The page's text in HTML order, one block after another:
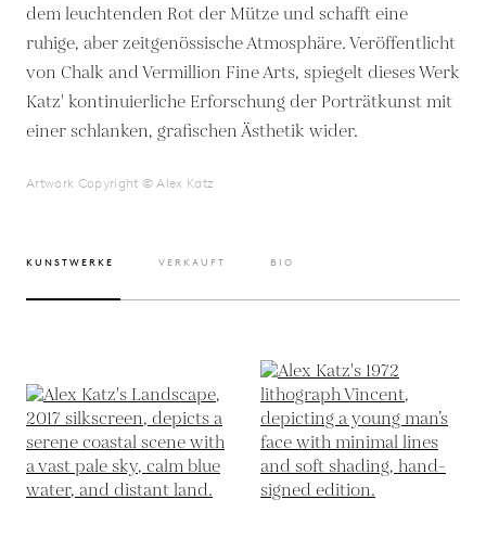
dem leuchtenden Rot der Mütze und schafft eine
ruhige, aber zeitgenössische Atmosphäre. Veröffentlicht
von Chalk and Vermillion Fine Arts, spiegelt dieses Werk
Katz' kontinuierliche Erforschung der Porträtkunst mit
einer schlanken, grafischen Ästhetik wider.
Artwork Copyright © Alex Katz
KUNSTWERKE VERKAUFT BIO